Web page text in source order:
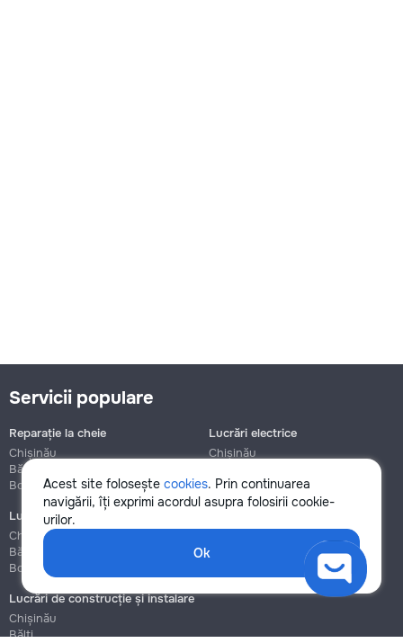
Acest site folosește cookies. Prin continuarea
navigării, îți exprimi acordul asupra folosirii cookie-
urilor.
Ok
Servicii populare
Reparație la cheie
Chișinău
Bălți
Botanica
Lucrări electrice
Chișinău
Botanica
Lucrări de instalații sanitare
Chișinău
Bălți
Botanica
Bălți
Lucrări de construcție și instalare
Chișinău
Bălți